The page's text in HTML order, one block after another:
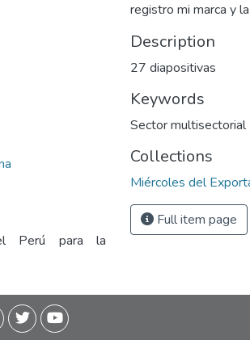
Perú para la
registro mi marca y
Description
27 diapositivas
Keywords
Sector multisectorial
Collections
Miércoles del
Full item page